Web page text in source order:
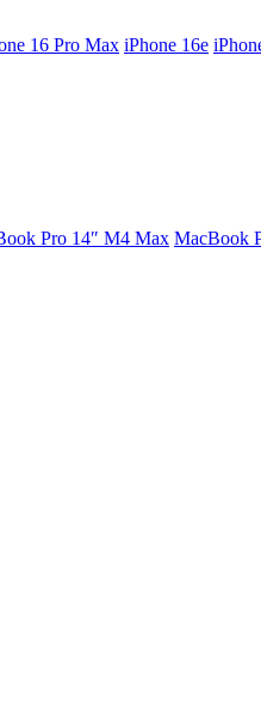
16 Pro Max iPhone 16e
Pro 14″ M4 Max MacBook